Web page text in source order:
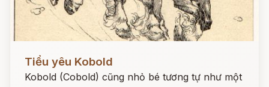
Đọc ngay
Tiểu yêu Kobold
Kobold (Cobold) cũng nhỏ bé tương tự như một